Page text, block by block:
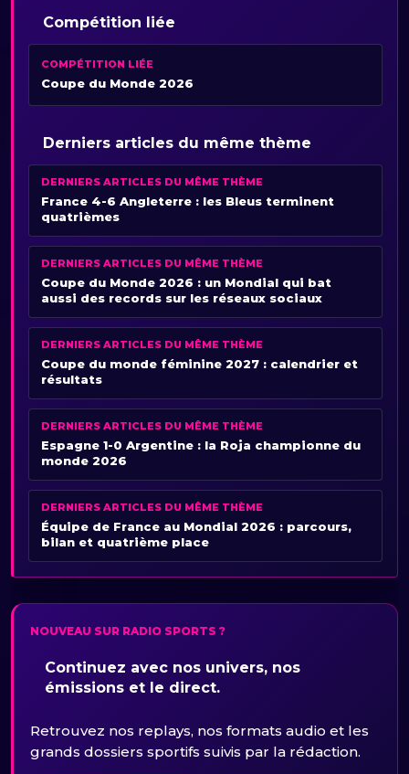
Compétition liée
COMPÉTITION LIÉE
Coupe du Monde 2026
Derniers articles du même thème
DERNIERS ARTICLES DU MÊME THÈME
France 4-6 Angleterre : les Bleus terminent
quatrièmes
DERNIERS ARTICLES DU MÊME THÈME
Coupe du Monde 2026 : un Mondial qui bat
aussi des records sur les réseaux sociaux
DERNIERS ARTICLES DU MÊME THÈME
Coupe du monde féminine 2027 : calendrier et
résultats
DERNIERS ARTICLES DU MÊME THÈME
Espagne 1-0 Argentine : la Roja championne du
monde 2026
DERNIERS ARTICLES DU MÊME THÈME
Équipe de France au Mondial 2026 : parcours,
bilan et quatrième place
NOUVEAU SUR RADIO SPORTS ?
Continuez avec nos univers, nos
émissions et le direct.
Retrouvez nos replays, nos formats audio et les
grands dossiers sportifs suivis par la rédaction.